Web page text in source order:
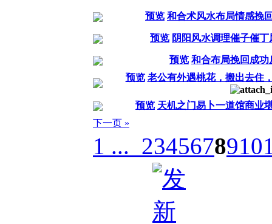
预览 和合术风水布局情感挽
预览 阴阳风水调理催子催丁
预览 和合布局挽回成功
预览 老公有外遇桃花，搬出去住
预览 天机之门易卜一道馆商业
下一页 »
1 ... 2345678910